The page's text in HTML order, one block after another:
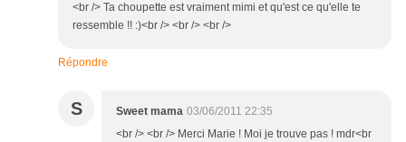
<br /> Ta choupette est vraiment mimi et qu'est ce qu'elle te
ressemble !! :)<br /> <br /> <br />
Répondre
S Sweet mama 03/06/2011 22:35
<br /> <br /> Merci Marie ! Moi je trouve pas ! mdr<br